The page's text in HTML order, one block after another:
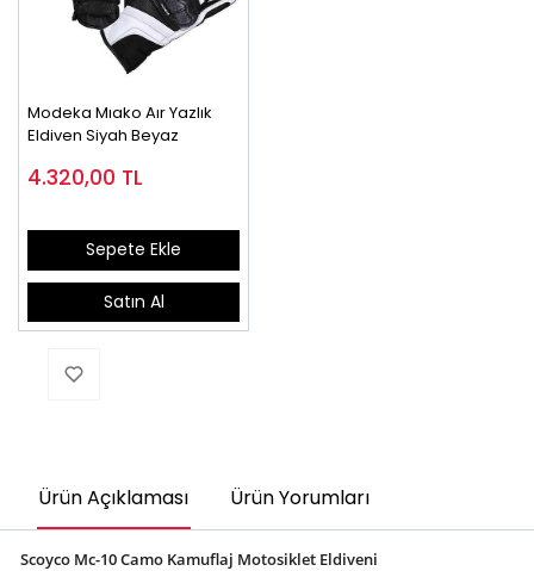
Modeka Mıako Aır Yazlık
Eldiven Siyah Beyaz
4.320,00 TL
Sepete Ekle
Satın Al
Ürün Açıklaması Ürün Yorumları
Scoyco Mc-10 Camo Kamuflaj Motosiklet Eldiveni